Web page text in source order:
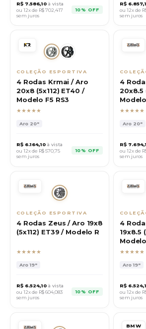
R$ 7.586,10 à vista
ou 12x de R$702,417
sem juros
10% OFF
R$
ou 12x de
sem juros
COLEÇÃO ESPORTIVA
4 Rodas Krmai / Aro
20x8 (5x112) ET40 /
Modelo F5 RS3
★★★★★
Aro 20"
R$ 6.164,10 à vista
ou 12x de R$570,75
sem juros
10% OFF
4
20x8.5
★★★★★
Aro 20"
R$
ou 12x de
sem juros
COLEÇÃO ESPORTIVA
4 Rodas Zeus / Aro 19x8
(5x112) ET39 / Modelo R
★★★★★
Aro19"
R$ 6.524,10 à vista
ou 12x de R$604,083
sem juros
10% OFF
4
19x8.5
★★★★★
Aro19"
R$
ou 12x de
sem juros
BMW